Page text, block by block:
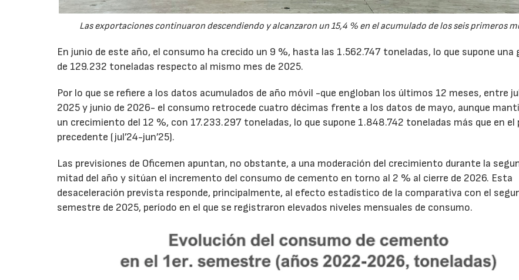
Las exportaciones continuaron descendiendo y alcanzaron un 15,4 % en el acumulado de los seis primeros
En junio de este año, el consumo ha crecido un 9 %, hasta las 1.562.747 toneladas, lo que supone una
de 129.232 toneladas respecto al mismo mes de 2025.
Por lo que se refiere a los datos acumulados de año móvil -que engloban los últimos 12 meses, entre
2025 y junio de 2026- el consumo retrocede cuatro décimas frente a los datos de mayo, aunque
un crecimiento del 12 %, con 17.233.297 toneladas, lo que supone 1.848.742 toneladas más que en el
precedente (jul’24-jun’25).
Las previsiones de Oficemen apuntan, no obstante, a una moderación del crecimiento durante la
mitad del año y sitúan el incremento del consumo de cemento en torno al 2 % al cierre de 2026. Esta
desaceleración prevista responde, principalmente, al efecto estadístico de la comparativa con el
semestre de 2025, período en el que se registraron elevados niveles mensuales de consumo.